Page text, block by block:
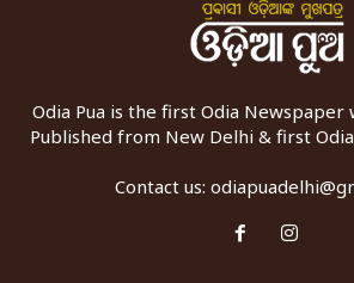
Odia Pua is the first Odia
Published from New Delhi & first
Contact us: